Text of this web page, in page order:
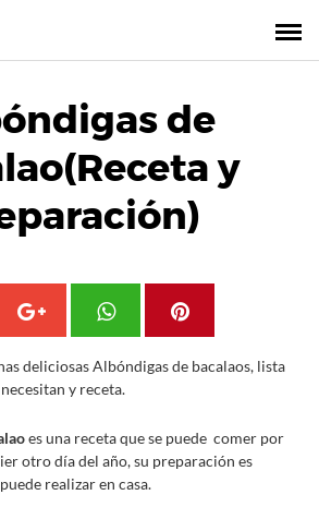
de
y
deliciosas Albóndigas de bacalaos, lista
y receta.
es una receta que se puede comer por
otro día del año, su preparación es
realizar en casa.